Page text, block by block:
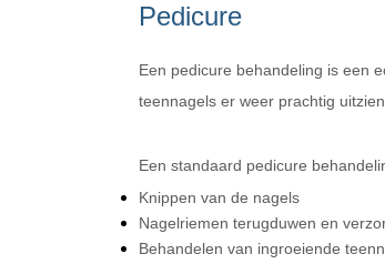
Pedicure
Een pedicure behandeling is een
teennagels er weer prachtig
Een standaard pedicure
Knippen van de nagels
Nagelriemen terugduwen en
Behandelen van ingroeiende